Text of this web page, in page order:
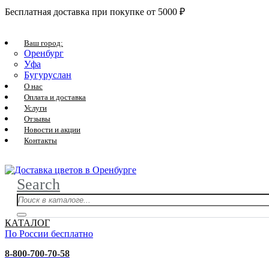
Бесплатная доставка при покупке от 5000 ₽
Ваш город:
Оренбург
Уфа
Бугуруслан
О нас
Оплата и доставка
Услуги
Отзывы
Новости и акции
Контакты
Search
КАТАЛОГ
По России бесплатно
8-800-700-70-58